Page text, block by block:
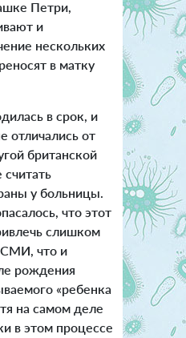
Петри,
и
нескольких
в матку
в срок, и
отличались от
британской
у больницы.
что этот
слишком
СМИ, что и
рождения
«ребенка
на самом деле
в этом процессе